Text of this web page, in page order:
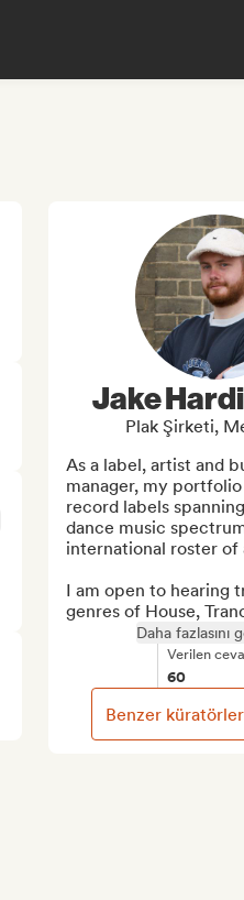
Jake
Plak Şirketi,
As a label, artist and
manager, my
record labels
dance music
international roster of
I am open to hearing
genres of House,
Daha fazlasını
Verilen
60
Benzer